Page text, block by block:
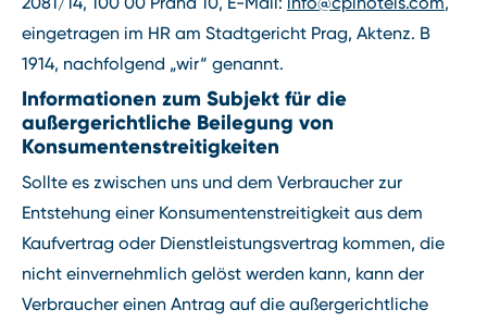
eingetragen im HR am Stadtgericht Prag, Aktenz. B
1914, nachfolgend „wir“ genannt.
Informationen zum Subjekt für die
außergerichtliche Beilegung von
Konsumentenstreitigkeiten
Sollte es zwischen uns und dem Verbraucher zur
Entstehung einer Konsumentenstreitigkeit aus dem
Kaufvertrag oder Dienstleistungsvertrag kommen, die
nicht einvernehmlich gelöst werden kann, kann der
Verbraucher einen Antrag auf die außergerichtliche